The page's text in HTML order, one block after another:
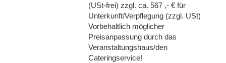
(USt-frei) zzgl. ca. 567 ,- € für
Unterkunft/Verpflegung (zzgl. USt)
Vorbehaltlich möglicher
Preisanpassung durch das
Veranstaltungshaus/den
Cateringservice!